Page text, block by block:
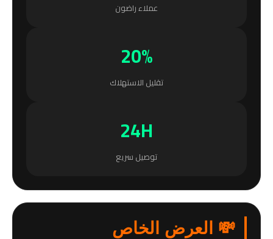
عملاء راضون
20%
تقليل الاستهلاك
24H
توصيل سريع
💸 العرض الخاص